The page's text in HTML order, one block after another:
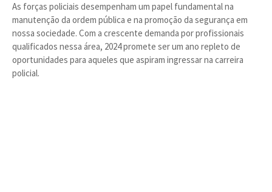
As forças policiais desempenham um papel fundamental na
manutenção da ordem pública e na promoção da segurança em
nossa sociedade. Com a crescente demanda por profissionais
qualificados nessa área, 2024 promete ser um ano repleto de
oportunidades para aqueles que aspiram ingressar na carreira
policial.